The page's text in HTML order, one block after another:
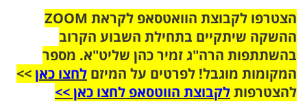
הצטרפו לקבוצת הוואטסאפ לקראת ZOOM
ההשקה שיתקיים בתחילת השבוע הקרוב
בהשתתפות הרה"ג זמיר כהן שליט"א. מספר
המקומות מוגבל! לפרטים על המיזם לחצו כאן>>
להצטרפותלקבוצת הווטסאפ לחצו כאן >>